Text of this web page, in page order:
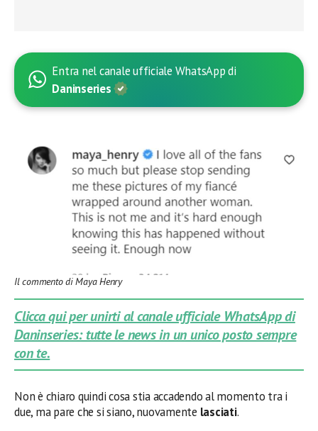
Entra nel canale ufficiale WhatsApp di
Daninseries
Il commento di Maya Henry
Clicca qui per unirti al canale ufficiale WhatsApp di
Daninseries: tutte le news in un unico posto sempre
con te.
Non è chiaro quindi cosa stia accadendo al momento tra i
due, ma pare che si siano, nuovamente lasciati.